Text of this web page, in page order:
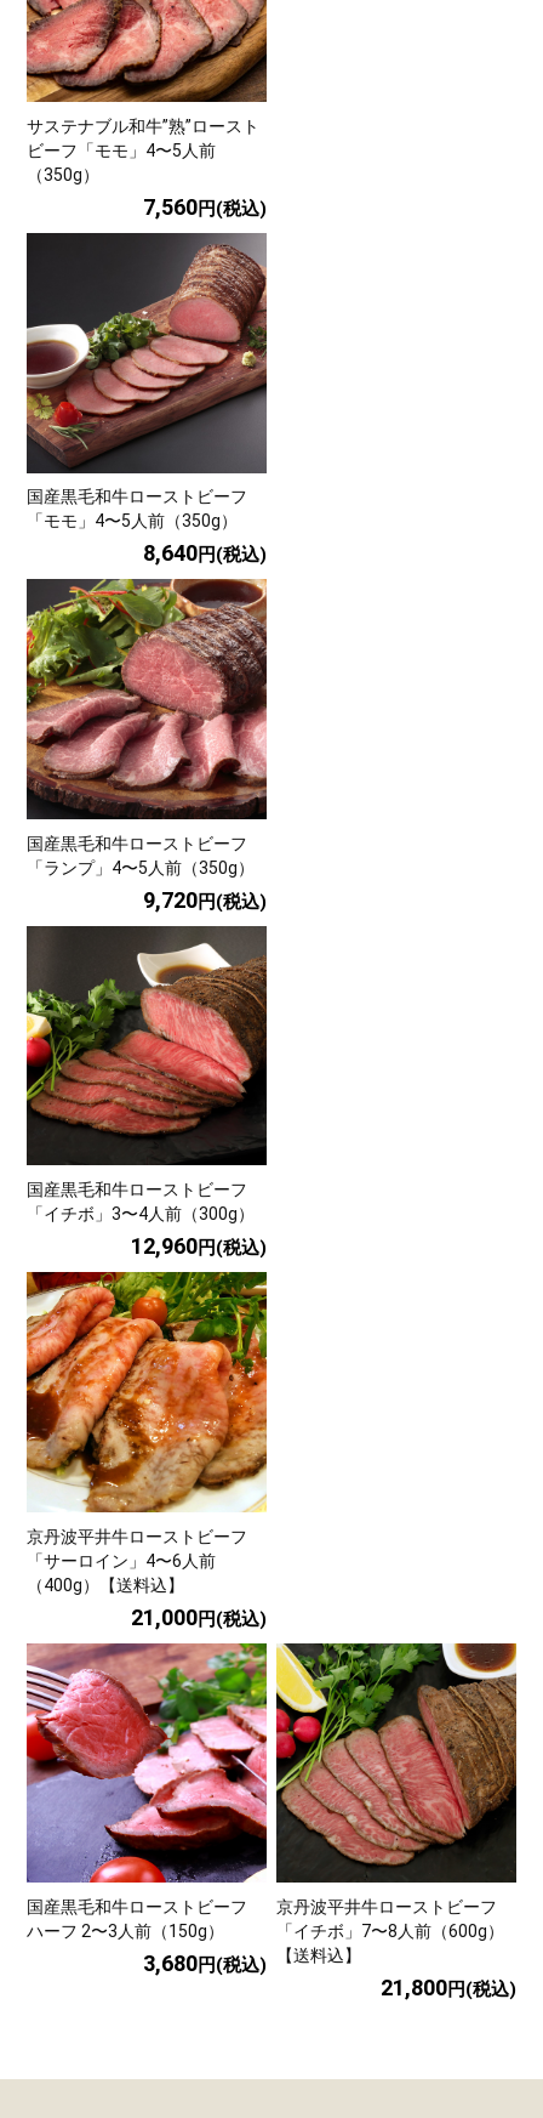
サステナブル和牛”熟”ロースト
ビーフ「モモ」4〜5人前
（350g）
7,560円(税込)
国産黒毛和牛ローストビーフ
「モモ」4〜5人前（350g）
8,640円(税込)
国産黒毛和牛ローストビーフ
「ランプ」4〜5人前（350g）
9,720円(税込)
国産黒毛和牛ローストビーフ
「イチボ」3〜4人前（300g）
12,960円(税込)
京丹波平井牛ローストビーフ
「サーロイン」4〜6人前
（400g）【送料込】
21,000円(税込)
国産黒毛和牛ローストビーフ
ハーフ 2〜3人前（150g）
3,680円(税込)
京丹波平井牛ローストビーフ
「イチボ」7〜8人前（600g）
【送料込】
21,800円(税込)